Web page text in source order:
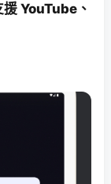
YouTube、